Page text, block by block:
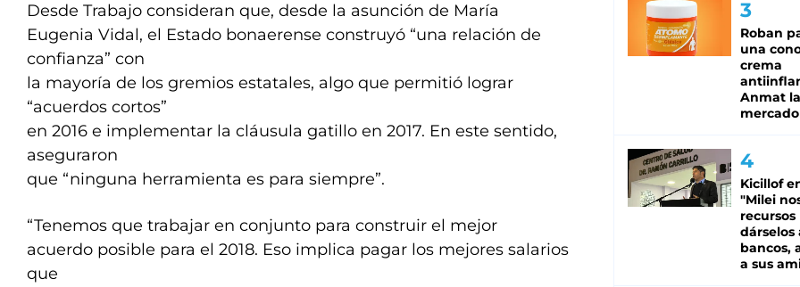
Desde Trabajo consideran que, desde la asunción de María
Eugenia Vidal, el Estado bonaerense construyó “una relación de
confianza” con
la mayoría de los gremios estatales, algo que permitió lograr
“acuerdos cortos”
en 2016 e implementar la cláusula gatillo en 2017. En este sentido,
aseguraron
que “ninguna herramienta es para siempre”.
“Tenemos que trabajar en conjunto para construir el mejor
acuerdo posible para el 2018. Eso implica pagar los mejores salarios
que
Roban
una
crema
Anmat
mercado
Kicillof
"Milei
recursos
dárselos
bancos,
a sus